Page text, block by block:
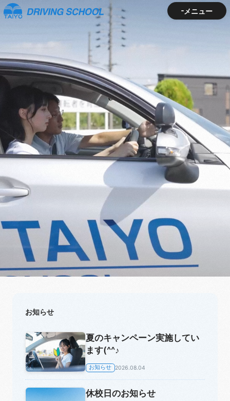
メニュー
メニュー
お知らせ
夏のキャンペーン実施してい
ます(^^♪
お知らせ 2026.08.04
休校日のお知らせ